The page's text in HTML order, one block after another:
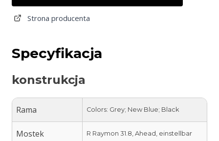
Strona producenta
Specyfikacja
konstrukcja
Rama Colors: Grey; New Blue; Black
Mostek R Raymon 31.8, Ahead, einstellbar